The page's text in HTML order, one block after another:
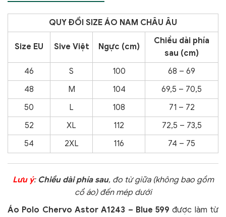
QUY ĐỔI SIZE ÁO NAM CHÂU ÂU
Size EU Sive Việt Ngực (cm)
Chiều dài phía
sau (cm)
46
S 100
68 – 69
48
M 104
69,5 – 70,5
50
L 108
71 – 72
52
XL 112
72,5 – 73,5
54
2XL 116 74 – 75
Lưu ý: Chiều dài phía sau, đo từ giữa (không bao gồm
cổ áo) đến mép dưới
Áo Polo Chervo Astor A1243 – Blue 599 được làm từ